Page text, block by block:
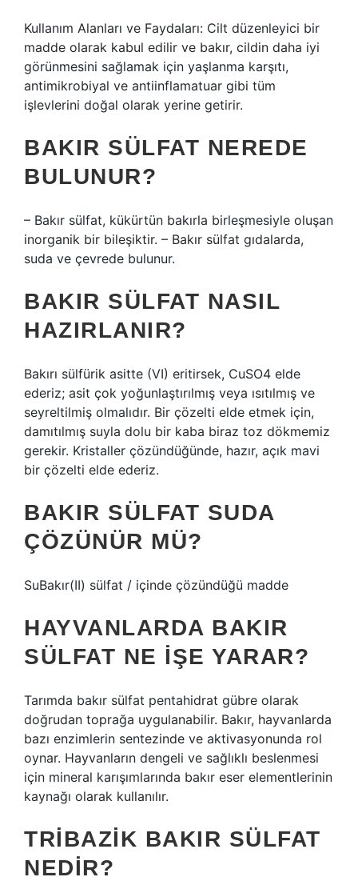
Kullanım Alanları ve Faydaları: Cilt düzenleyici bir
madde olarak kabul edilir ve bakır, cildin daha iyi
görünmesini sağlamak için yaşlanma karşıtı,
antimikrobiyal ve antiinflamatuar gibi tüm
işlevlerini doğal olarak yerine getirir.
BAKIR SÜLFAT NEREDE
BULUNUR?
– Bakır sülfat, kükürtün bakırla birleşmesiyle oluşan
inorganik bir bileşiktir. – Bakır sülfat gıdalarda,
suda ve çevrede bulunur.
BAKIR SÜLFAT NASIL
HAZIRLANIR?
Bakırı sülfürik asitte (VI) eritirsek, CuSO4 elde
ederiz; asit çok yoğunlaştırılmış veya ısıtılmış ve
seyreltilmiş olmalıdır. Bir çözelti elde etmek için,
damıtılmış suyla dolu bir kaba biraz toz dökmemiz
gerekir. Kristaller çözündüğünde, hazır, açık mavi
bir çözelti elde ederiz.
BAKIR SÜLFAT SUDA
ÇÖZÜNÜR MÜ?
SuBakır(II) sülfat / içinde çözündüğü madde
HAYVANLARDA BAKIR
SÜLFAT NE IŞE YARAR?
Tarımda bakır sülfat pentahidrat gübre olarak
doğrudan toprağa uygulanabilir. Bakır, hayvanlarda
bazı enzimlerin sentezinde ve aktivasyonunda rol
oynar. Hayvanların dengeli ve sağlıklı beslenmesi
için mineral karışımlarında bakır eser elementlerinin
kaynağı olarak kullanılır.
TRIBAZIK BAKIR SÜLFAT
NEDIR?